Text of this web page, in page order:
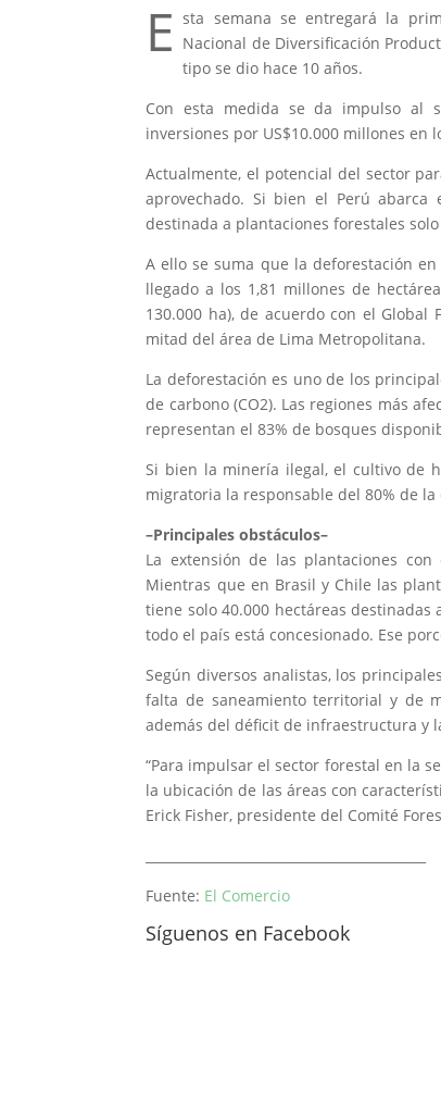
E sta semana se entregará la
Nacional de Diversificación
tipo se dio hace 10 años.
Con esta medida se da impulso al
inversiones por US$10.000 millones en
Actualmente, el potencial del sector
aprovechado. Si bien el Perú
destinada a plantaciones forestales
A ello se suma que la deforestación
llegado a los 1,81 millones de
130.000 ha), de acuerdo con el
mitad del área de Lima Metropolitana.
La deforestación es uno de los
de carbono (CO2). Las regiones más
representan el 83% de bosques
Si bien la minería ilegal, el cultivo de
migratoria la responsable del 80% de
–Principales obstáculos–
La extensión de las plantaciones
Mientras que en Brasil y Chile las
tiene solo 40.000 hectáreas
todo el país está concesionado. Ese
Según diversos analistas, los
falta de saneamiento territorial y de
además del déficit de infraestructura y
“Para impulsar el sector forestal en la
la ubicación de las áreas con
Erick Fisher, presidente del Comité
Fuente: El Comercio
Síguenos en Facebook